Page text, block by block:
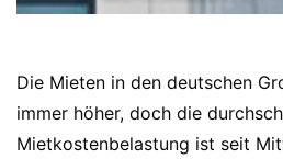
Die Mieten in den deutschen
immer höher, doch die
Mietkostenbelastung ist seit